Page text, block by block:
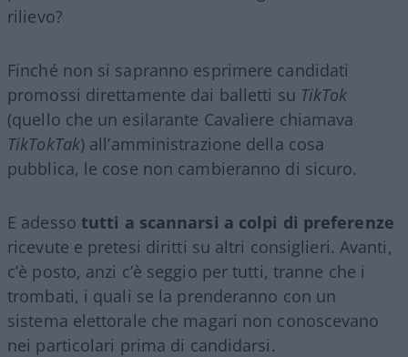
rilievo?
Finché non si sapranno esprimere candidati
promossi direttamente dai balletti su TikTok
(quello che un esilarante Cavaliere chiamava
TikTokTak) all’amministrazione della cosa
pubblica, le cose non cambieranno di sicuro.
E adesso tutti a scannarsi a colpi di preferenze
ricevute e pretesi diritti su altri consiglieri. Avanti,
c’è posto, anzi c’è seggio per tutti, tranne che i
trombati, i quali se la prenderanno con un
sistema elettorale che magari non conoscevano
nei particolari prima di candidarsi.